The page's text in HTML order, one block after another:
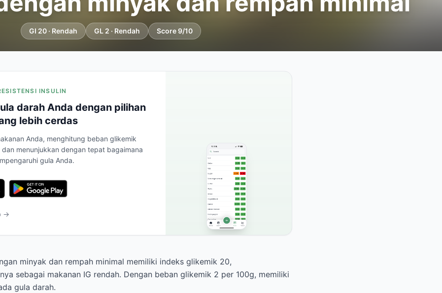
GI 20 · Rendah GL 2 · Rendah Score 9/10
INSULIN
darah Anda dengan pilihan
lebih cerdas
Anda, menghitung beban glikemik
menunjukkan dengan tepat bagaimana
gula Anda.
→
minyak dan rempah minimal memiliki indeks glikemik 20,
sebagai makanan IG rendah. Dengan beban glikemik 2 per 100g, memiliki
gula darah.